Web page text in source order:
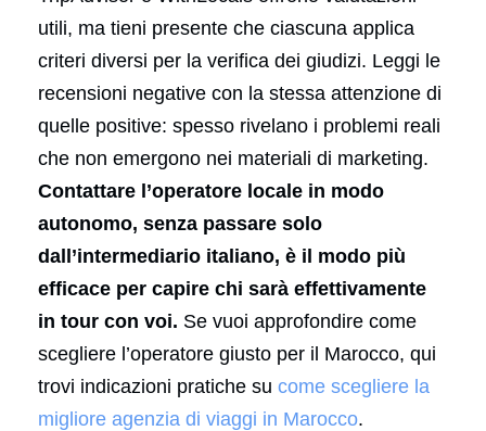
utili, ma tieni presente che ciascuna applica
criteri diversi per la verifica dei giudizi. Leggi le
recensioni negative con la stessa attenzione di
quelle positive: spesso rivelano i problemi reali
che non emergono nei materiali di marketing.
Contattare l’operatore locale in modo
autonomo, senza passare solo
dall’intermediario italiano, è il modo più
efficace per capire chi sarà effettivamente
in tour con voi. Se vuoi approfondire come
scegliere l’operatore giusto per il Marocco, qui
trovi indicazioni pratiche su come scegliere la
migliore agenzia di viaggi in Marocco.